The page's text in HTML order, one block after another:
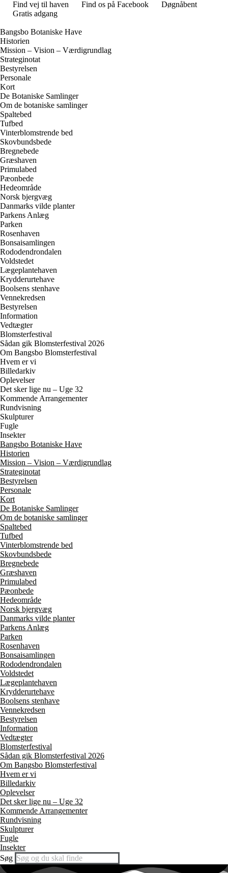
Find vej til haven Find os på Facebook
Døgnåbent
Gratis adgang
Bangsbo Botaniske Have
Historien
Mission – Vision – Værdigrundlag
Strateginotat
Bestyrelsen
Personale
Kort
De Botaniske Samlinger
Om de botaniske samlinger
Spaltebed
Tufbed
Vinterblomstrende bed
Skovbundsbede
Bregnebede
Græshaven
Primulabed
Pæonbede
Hedeområde
Norsk bjergvæg
Danmarks vilde planter
Parkens Anlæg
Parken
Rosenhaven
Bonsaisamlingen
Rododendrondalen
Voldstedet
Lægeplantehaven
Krydderurtehave
Boolsens stenhave
Vennekredsen
Bestyrelsen
Information
Vedtægter
Blomsterfestival
Sådan gik Blomsterfestival 2026
Om Bangsbo Blomsterfestival
Hvem er vi
Billedarkiv
Oplevelser
Det sker lige nu – Uge 32
Kommende Arrangementer
Rundvisning
Skulpturer
Fugle
Insekter
Bangsbo Botaniske Have
Historien
Mission – Vision – Værdigrundlag
Strateginotat
Bestyrelsen
Personale
Kort
De Botaniske Samlinger
Om de botaniske samlinger
Spaltebed
Tufbed
Vinterblomstrende bed
Skovbundsbede
Bregnebede
Græshaven
Primulabed
Pæonbede
Hedeområde
Norsk bjergvæg
Danmarks vilde planter
Parkens Anlæg
Parken
Rosenhaven
Bonsaisamlingen
Rododendrondalen
Voldstedet
Lægeplantehaven
Krydderurtehave
Boolsens stenhave
Vennekredsen
Bestyrelsen
Information
Vedtægter
Blomsterfestival
Sådan gik Blomsterfestival 2026
Om Bangsbo Blomsterfestival
Hvem er vi
Billedarkiv
Oplevelser
Det sker lige nu – Uge 32
Kommende Arrangementer
Rundvisning
Skulpturer
Fugle
Insekter
Søg